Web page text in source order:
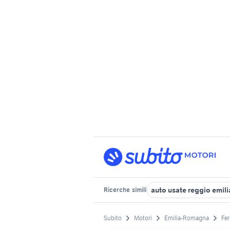
Ricerche simili auto usate reggio
Subito Motori Emilia-Romagna